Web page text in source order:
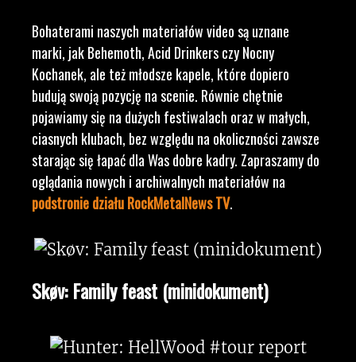
Bohaterami naszych materiałów video są uznane
marki, jak Behemoth, Acid Drinkers czy Nocny
Kochanek, ale też młodsze kapele, które dopiero
budują swoją pozycję na scenie. Równie chętnie
pojawiamy się na dużych festiwalach oraz w małych,
ciasnych klubach, bez względu na okoliczności zawsze
starając się łapać dla Was dobre kadry. Zapraszamy do
oglądania nowych i archiwalnych materiałów na
podstronie działu RockMetalNews TV.
Skøv: Family feast (minidokument)